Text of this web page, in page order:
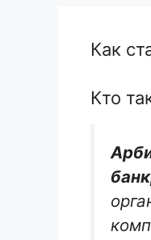
Как
Кто